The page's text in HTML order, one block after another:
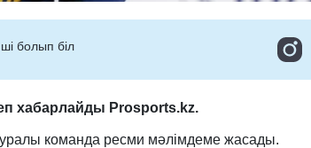
болып біл
хабарлайды Prosports.kz.
команда ресми мәлімдеме жасады.